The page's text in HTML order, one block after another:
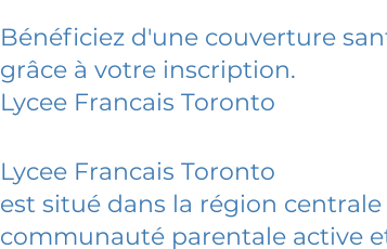
Bénéficiez d'une couverture
grâce à votre inscription.
Lycee Francais Toronto
Lycee Francais Toronto
est situé dans la région
communauté parentale active